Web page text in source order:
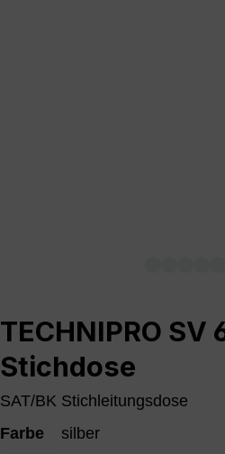
TECHNIPRO SV
Stichdose
SAT/BK Stichleitungsdose
Farbe
silber